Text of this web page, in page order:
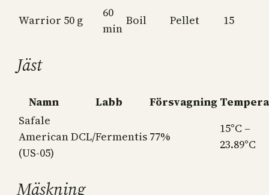
Warrior 50 g
60
min
Boil Pellet 15
Jäst
Namn Labb Försvagning
Safale
American
(US-05)
DCL/Fermentis 77%
15°C –
23.89°C
Mäskning